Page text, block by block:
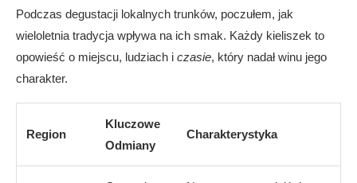
Podczas degustacji lokalnych trunków, poczułem, jak
wieloletnia tradycja wpływa na ich smak. Każdy kieliszek to
opowieść o miejscu, ludziach i czasie, który nadał winu jego
charakter.
Region
Kluczowe
Odmiany
Charakterystyka